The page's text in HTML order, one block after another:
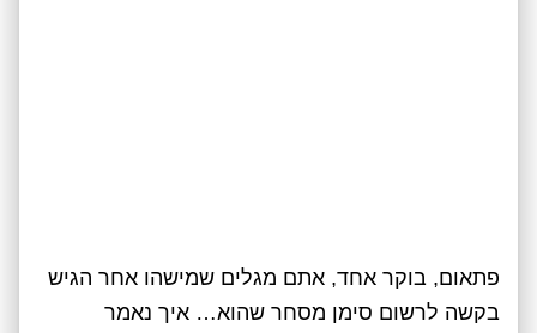
פתאום, בוקר אחד, אתם מגלים שמישהו אחר הגיש
בקשה לרשום סימן מסחר שהוא… איך נאמר